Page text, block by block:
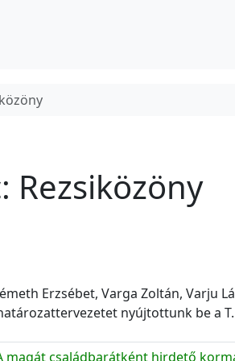
Rezsiközöny
Erzsébet, Varga Zoltán, Varju
nyújtottunk be a T.
magát családbarátként hirdető